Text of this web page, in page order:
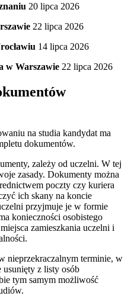
20 lipca 2026
22 lipca 2026
14 lipca 2026
w Warszawie 22 lipca 2026
na studia kandydat ma
dokumentów.
zależy od uczelni. W tej
zasady. Dokumenty można
poczty czy kuriera
ich skany na koncie
przyjmuje je w formie
konieczności osobistego
zamieszkania uczelni i
nieprzekraczalnym terminie, w
usunięty z listy osób
tym samym możliwość